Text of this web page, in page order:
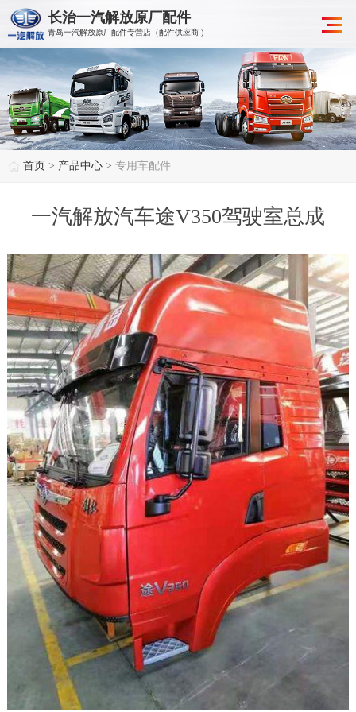
长治一汽解放原厂配件
青岛一汽解放原厂配件专营店（配件供应商 )
首页 > 产品中心 > 专用车配件
一汽解放汽车途V350驾驶室总成